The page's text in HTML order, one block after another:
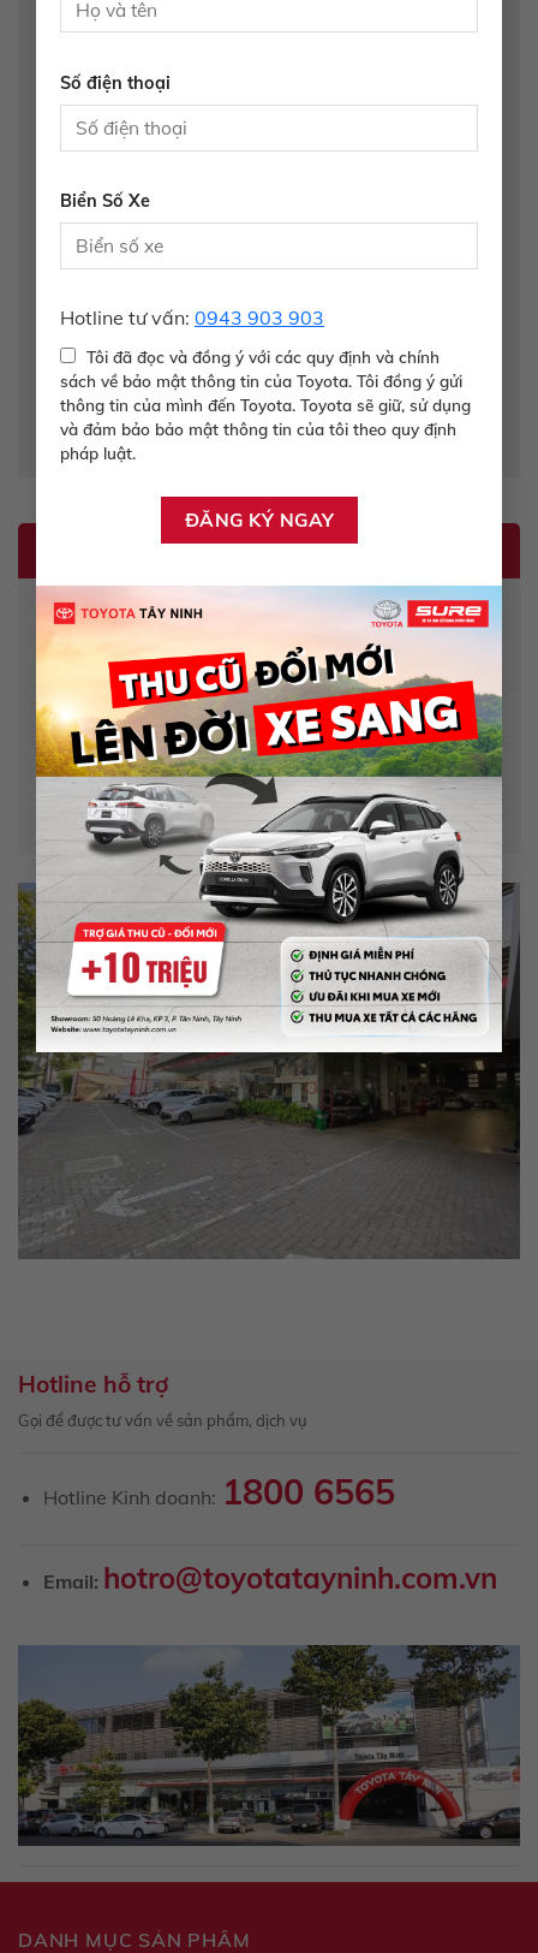
Số điện thoại
Biển Số Xe
Hotline tư vấn: 0943 903 903
Tôi đã đọc và đồng ý với các quy định và chính
sách về bảo mật thông tin của Toyota. Tôi đồng ý gửi
thông tin của mình đến Toyota. Toyota sẽ giữ, sử dụng
và đảm bảo bảo mật thông tin của tôi theo quy định
pháp luật.
TIN TỨC – SỰ KIỆN
Tin về Toyota
Dịch vụ cứu hộ 24/7
Xe và phong thủy
Xe qua sử dụng
Tin khuyến mãi
Tên*
Email *
Trang web
Lưu tên của tôi, email, và trang web trong trình
duyệt này cho lần bình luận kế tiếp của tôi.
Hotline hỗ trợ
Gọi để được tư vấn về sản phẩm, dịch vụ
Hotline Kinh doanh: 1800 6565
Email: hotro@toyotatayninh.com.vn
DANH MỤC SẢN PHẨM